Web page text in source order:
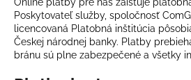
Poskytovateľ služby, spoločnosť
licencovaná Platobná inštitúcia
Českej národnej banky. Platby
bránu sú plne zabezpečené a všetky
O
d